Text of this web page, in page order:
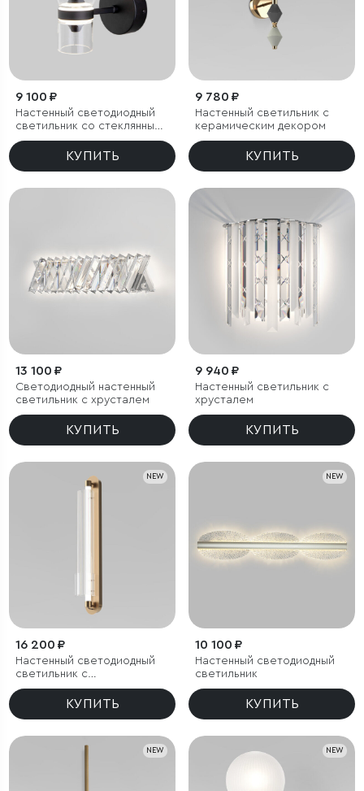
9 100 ₽
Настенный светодиодный
светильник со стеклянным
плафоном
КУПИТЬ
9 780 ₽
Настенный светильник с
керамическим декором
КУПИТЬ
13 100 ₽
Светодиодный настенный
светильник с хрусталем
КУПИТЬ
9 940 ₽
Настенный светильник с
хрусталем
КУПИТЬ
NEW
16 200 ₽
Настенный светодиодный
светильник с
регулировкой цветовой
температурыКУПИТЬ
NEW
10 100 ₽
Настенный светодиодный
светильник
КУПИТЬ
NEW NEW